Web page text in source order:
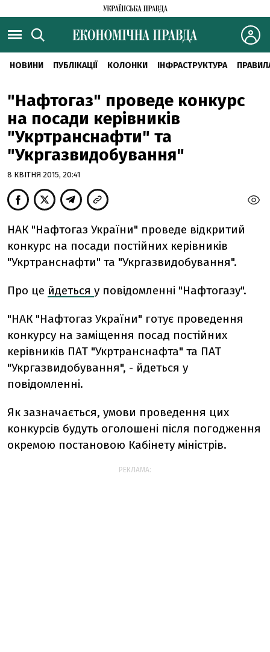
НОВИНИ ПУБЛІКАЦІЇ КОЛОНКИ ІНФРАСТРУКТУРА
"Нафтогаз" проведе конкурс
на посади керівників
"Укртранснафти" та
"Укргазвидобування"
8 КВІТНЯ 2015, 20:41
НАК "Нафтогаз України" проведе відкритий
конкурс на посади постійних керівників
"Укртранснафти" та "Укргазвидобування".
Про це йдеться у повідомленні "Нафтогазу".
"НАК "Нафтогаз України" готує проведення
конкурсу на заміщення посад постійних
керівників ПАТ "Укртранснафта" та ПАТ
"Укргазвидобування", - йдеться у
повідомленні.
Як зазначається, умови проведення цих
конкурсів будуть оголошені після погодження
окремою постановою Кабінету міністрів.
РЕКЛАМА: